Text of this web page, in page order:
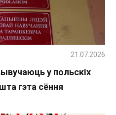
у польскіх
гэта сёння
21.07.2026